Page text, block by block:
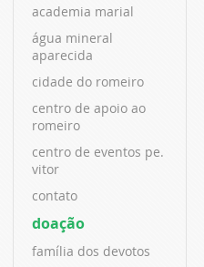
academia marial
água mineral
aparecida
cidade do romeiro
centro de apoio ao
romeiro
centro de eventos pe.
vitor
contato
doação
família dos devotos